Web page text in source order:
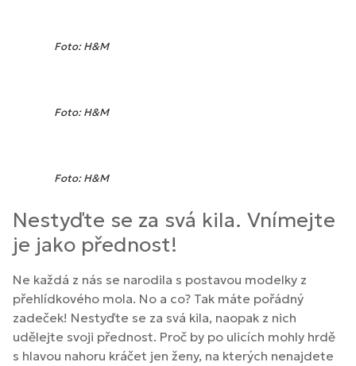
Foto: H&M
Foto: H&M
Foto: H&M
Nestyďte se za svá kila. Vnímejte
je jako přednost!
Ne každá z nás se narodila s postavou modelky z
přehlídkového mola. No a co? Tak máte pořádný
zadeček! Nestyďte se za svá kila, naopak z nich
udělejte svoji přednost. Proč by po ulicích mohly hrdě
s hlavou nahoru kráčet jen ženy, na kterých nenajdete